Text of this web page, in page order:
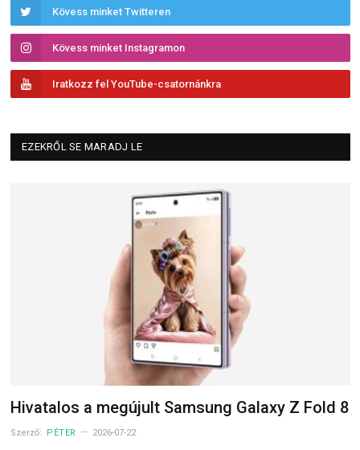
Kövess minket Twitteren
Kövess minket Instagramon
Iratkozz fel YouTube-csatornánkra
EZEKRŐL SE MARADJ LE
Hivatalos a megújult Samsung Galaxy Z Fold 8
Szerző: PÉTER 2026-07-22